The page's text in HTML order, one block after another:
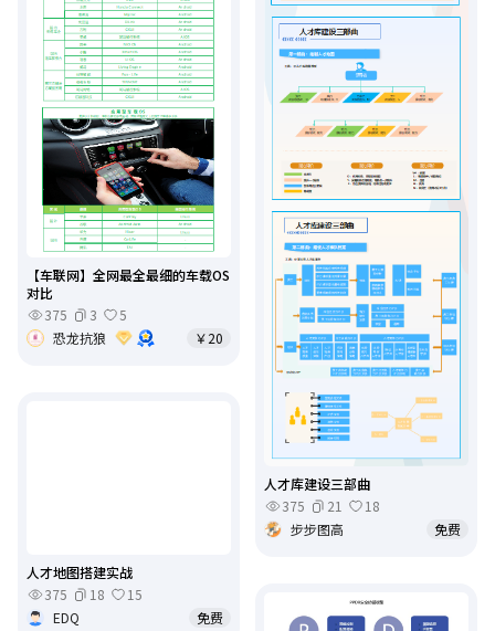
【车联网】全网最全最细的车载OS
对比
375
3
5
恐龙抗狼
￥20
人才库建设三部曲
375
21
18
步步图高
免费
人才地图搭建实战
375
18
15
EDQ
免费